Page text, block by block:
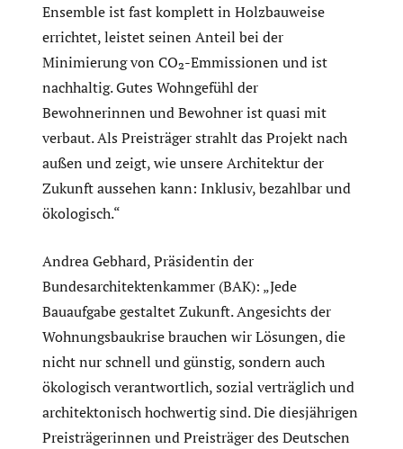
Ensemble ist fast komplett in Holzbauweise
errichtet, leistet seinen Anteil bei der
Minimierung von CO₂-Emmissionen und ist
nachhaltig. Gutes Wohngefühl der
Bewohnerinnen und Bewohner ist quasi mit
verbaut. Als Preisträger strahlt das Projekt nach
außen und zeigt, wie unsere Architektur der
Zukunft aussehen kann: Inklusiv, bezahlbar und
ökologisch.“
Andrea Gebhard, Präsidentin der
Bundesarchitektenkammer (BAK): „Jede
Bauaufgabe gestaltet Zukunft. Angesichts der
Wohnungsbaukrise brauchen wir Lösungen, die
nicht nur schnell und günstig, sondern auch
ökologisch verantwortlich, sozial verträglich und
architektonisch hochwertig sind. Die diesjährigen
Preisträgerinnen und Preisträger des Deutschen